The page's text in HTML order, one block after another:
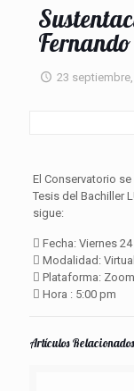
23 septiembre,
El Conservatorio
Tesis del Bachiller
sigue:
 Fecha: Viernes
 Modalidad: Virtual
 Plataforma: Zoom
 Hora : 5:00 pm
Artículos Relacionados